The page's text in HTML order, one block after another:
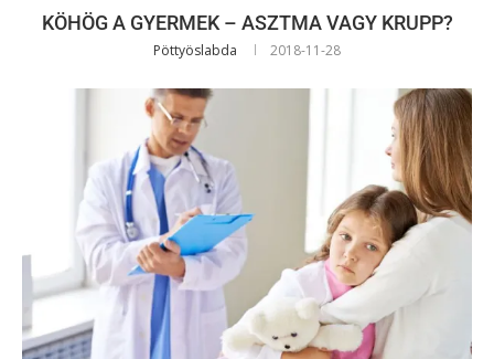
KÖHÖG A GYERMEK – ASZTMA VAGY KRUPP?
Pöttyöslabda 2018-11-28